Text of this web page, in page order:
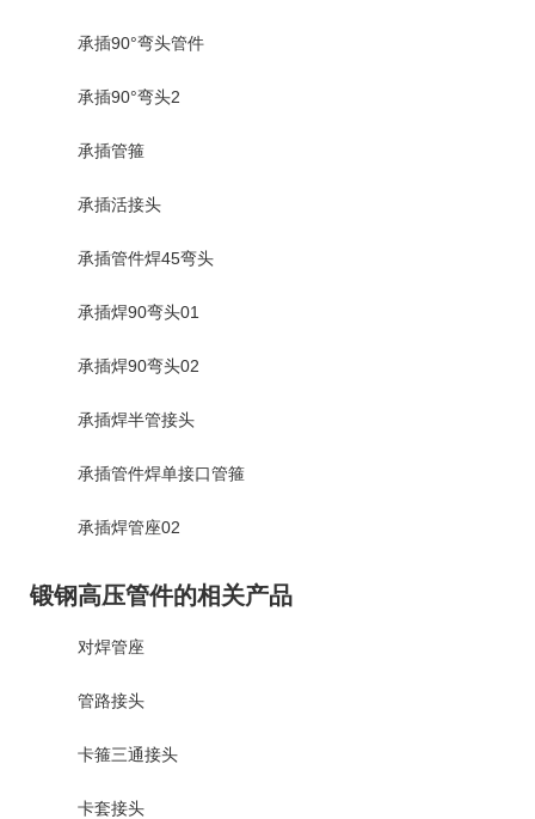
承插90°弯头管件
承插90°弯头2
承插管箍
承插活接头
承插管件焊45弯头
承插焊90弯头01
承插焊90弯头02
承插焊半管接头
承插管件焊单接口管箍
承插焊管座02
锻钢高压管件的相关产品
对焊管座
管路接头
卡箍三通接头
卡套接头